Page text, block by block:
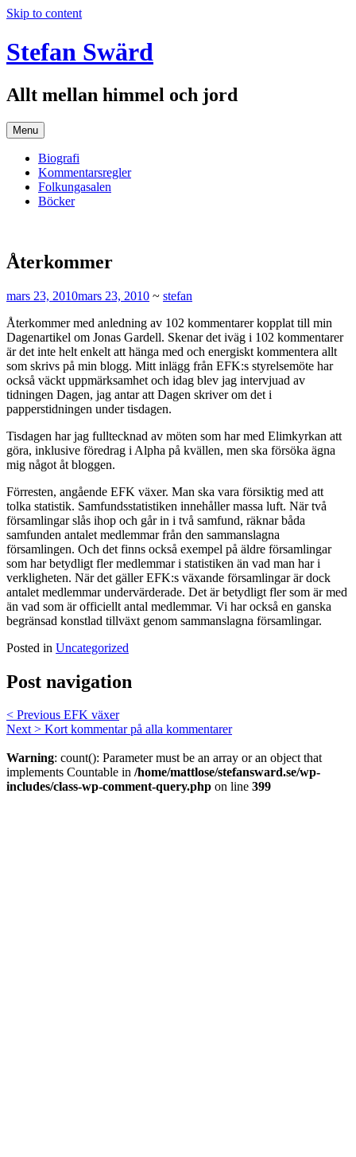
Skip to content
Stefan Swärd
Allt mellan himmel och jord
Menu
Biografi
Kommentarsregler
Folkungasalen
Böcker
Återkommer
mars 23, 2010mars 23, 2010 ~ stefan
Återkommer med anledning av 102 kommentarer kopplat till min
Dagenartikel om Jonas Gardell. Skenar det iväg i 102 kommentarer
är det inte helt enkelt att hänga med och energiskt kommentera allt
som skrivs på min blogg. Mitt inlägg från EFK:s styrelsemöte har
också väckt uppmärksamhet och idag blev jag intervjuad av
tidningen Dagen, jag antar att Dagen skriver om det i
papperstidningen under tisdagen.
Tisdagen har jag fulltecknad av möten som har med Elimkyrkan att
göra, inklusive föredrag i Alpha på kvällen, men ska försöka ägna
mig något åt bloggen.
Förresten, angående EFK växer. Man ska vara försiktig med att
tolka statistik. Samfundsstatistiken innehåller massa luft. När två
församlingar slås ihop och går in i två samfund, räknar båda
samfunden antalet medlemmar från den sammanslagna
församlingen. Och det finns också exempel på äldre församlingar
som har betydligt fler medlemmar i statistiken än vad man har i
verkligheten. När det gäller EFK:s växande församlingar är dock
antalet medlemmar undervärderade. Det är betydligt fler som är med
än vad som är officiellt antal medlemmar. Vi har också en ganska
begränsad konstlad tillväxt genom sammanslagna församlingar.
Posted in Uncategorized
Post navigation
< Previous EFK växer
Next > Kort kommentar på alla kommentarer
Warning: count(): Parameter must be an array or an object that
implements Countable in /home/mattlose/stefansward.se/wp-
includes/class-wp-comment-query.php on line 399